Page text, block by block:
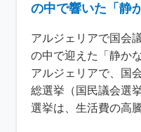
の中で響いた「静
アルジェリアで国会
の中で迎えた「静か
アルジェリアで、国
総選挙（国民議会選
選挙は、生活費の高